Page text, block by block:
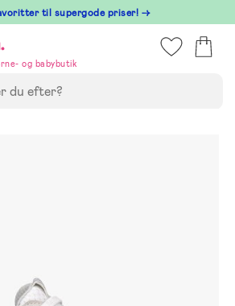
til supergode priser! →
og babybutik